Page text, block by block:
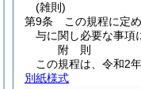
(雑則)
第9条
この規程に定
与に関し必要な事項
附 則
この規程は、令和2
別紙様式